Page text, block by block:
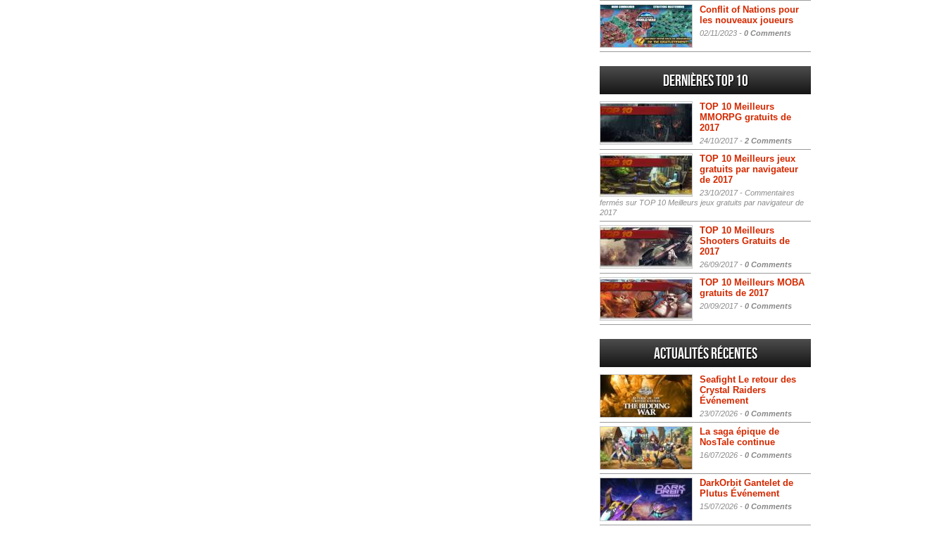
Conflit of Nations pour
les nouveaux joueurs
02/11/2023 - 0 Comments
Dernières Top 10
TOP 10 Meilleurs
MMORPG gratuits de
2017
24/10/2017 - 2 Comments
TOP 10 Meilleurs jeux
gratuits par navigateur
de 2017
23/10/2017 - Commentaires
fermés sur TOP 10 Meilleurs jeux gratuits par navigateur de
2017
TOP 10 Meilleurs
Shooters Gratuits de
2017
26/09/2017 - 0 Comments
TOP 10 Meilleurs MOBA
gratuits de 2017
20/09/2017 - 0 Comments
Actualités Récentes
Seafight Le retour des
Crystal Raiders
Événement
23/07/2026 - 0 Comments
La saga épique de
NosTale continue
16/07/2026 - 0 Comments
DarkOrbit Gantelet de
Plutus Événement
15/07/2026 - 0 Comments